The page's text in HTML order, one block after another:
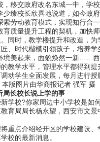
移交政府改名东城一中，学
少臻校长欣喜地说道，如今政
索劳动教育模式，实现知行合
质量提升工程的契机，加快师
同时，教学楼提升和改造，
、时代楷模引领孩子，培养
美起来，面貌焕然一新……西
教学水平，管理水平都得到
动学生全面发展，每月进行
版图片由华商报记者 强军 摄
长校长说上学的事
校?你家周边中小学校是如何
局局长杨永望，西安市文景
点介绍经开区的学校建设、
校的最新消息。